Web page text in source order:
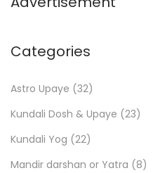
Categories
Astro Upaye (32)
Kundali Dosh & Upaye (23)
Kundali Yog (22)
Mandir darshan or Yatra (8)